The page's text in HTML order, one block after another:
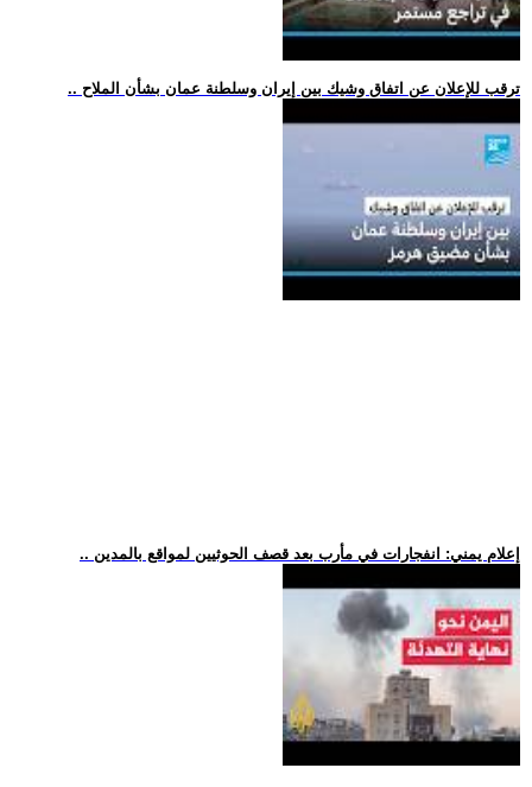
.. ترقب للإعلان عن اتفاق وشيك بين إيران وسلطنة عمان بشأن الملاح
.. إعلام يمني: انفجارات في مأرب بعد قصف الحوثيين لمواقع بالمدين